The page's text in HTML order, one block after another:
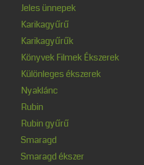
Jeles ünnepek
Karikagyűrű
Karikagyűrűk
Könyvek Filmek Ékszerek
Különleges ékszerek
Nyaklánc
Rubin
Rubin gyűrű
Smaragd
Smaragd ékszer